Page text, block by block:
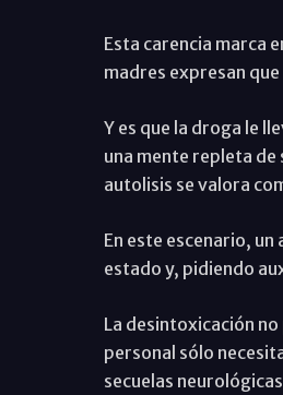
Esta carencia marca
madres expresan
Y es que la droga le
una mente repleta de
autolisis se valora
En este escenario,
estado y, pidiendo
La desintoxicación
personal sólo
secuelas